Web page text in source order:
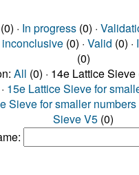
· In progress(0) ·
(0) · Valid (0) ·
(0)
All (0) · 14e Lattice Sieve
15e Lattice Sieve for
Sieve for smaller numbers
Sieve V5 (0)